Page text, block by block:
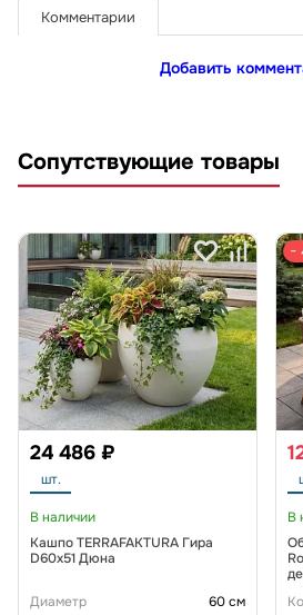
Комментарии
Добавить
Сопутствующие товары
24 486 ₽
шт.
В наличии
Кашпо TERRAFAKTURA Гира
D60х51 Дюна
Диаметр
60 см
−
В